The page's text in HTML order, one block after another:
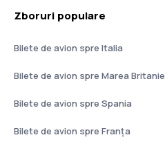
Zboruri populare
Bilete de avion spre Italia
Bilete de avion spre Marea Britanie
Bilete de avion spre Spania
Bilete de avion spre Franţa